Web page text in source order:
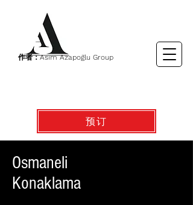
作者：Asım Azapoğlu Group
预订
Osmaneli
Konaklama